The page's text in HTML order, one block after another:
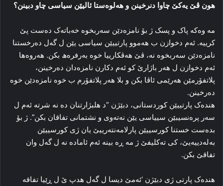
هون ڤێ یه‌کێ چاوا دنرخینن و هه‌لوه‌ستا ئالیێن سیاسی چاو دبینن؟
مه‌ وه‌که‌ پاک و پسک ژ بۆ نامزه‌دێن سه‌ربخوه‌ خه‌باته‌ک ده‌ست پێ
کرییه‌. ئه‌م دخوازن ب هه‌موو پارتییێن سیاسی یێن ل گه‌ل ده‌رخستنا
نامزه‌دێن سه‌ربخوه‌ نه‌، ڤێ هه‌ڤکارییا خوه‌ به‌رفره‌ھ بکن. هه‌روه‌ها
ئه‌م دخوازن ل هه‌ر باژارێ کو ئه‌م دکارن نامزه‌دان ده‌رخینن،
پلاتفۆرمێن هه‌رێمی ئاڤا بکن و بلا هه‌ر پلاتفۆرم ب خوه‌ نامزه‌دێن خوه‌
ده‌رخینن.
هنده‌ک پارتییێن کوردستانی، دبێژن “د هلبژارتنان ده‌ نه‌ شرته‌ ئه‌م ل
سه‌ر پره‌نسیبێن سییاسی یێن نه‌ته‌وی و نشتمانی تفاقان بکن”. ژ بۆ
بده‌ست خستنا کورسییێن پارلامه‌نته‌رییێ یان ژی کورسییێن
به‌له‌دییه‌یێ، کی ته‌کلیفێ ژ مه‌ ڕه‌ بینه‌ ئه‌م ئاماده‌ نه‌ ل گه‌ل وان
تفاقێ بکن.
هنده‌ک پارتی ژی دبێژن ‘ئه‌مێ دیسا ل گه‌ل هدپ ێ ل ڕێیا تفاقه‌